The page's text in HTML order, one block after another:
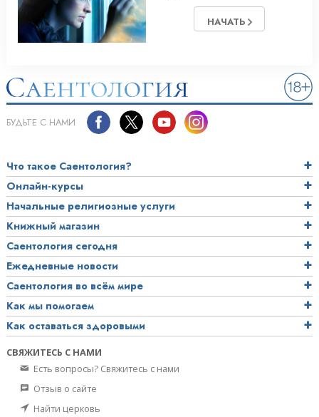
НАЧАТЬ
БУДЬТЕ С НАМИ
Что такое Саентология?
Онлайн-курсы
Начальные религиозные услуги
Книжный магазин
Саентология сегодня
Ежедневные новости
Саентология во всём мире
Как мы помогаем
Как оставаться здоровыми
СВЯЖИТЕСЬ С НАМИ
Есть вопросы? Свяжитесь с нами
Отзыв о сайте
Найти церковь